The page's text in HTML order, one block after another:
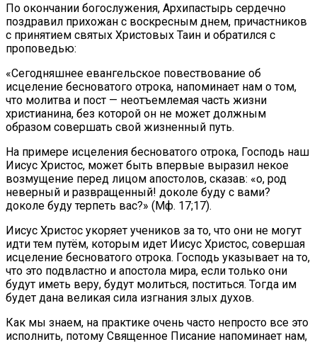
По окончании богослужения, Архипастырь сердечно
поздравил прихожан с воскресным днем, причастников
с принятием святых Христовых Таин и обратился с
проповедью:
«Сегодняшнее евангельское повествование об
исцеление бесноватого отрока, напоминает нам о том,
что молитва и пост — неотъемлемая часть жизни
христианина, без которой он не может должным
образом совершать свой жизненный путь.
На примере исцеления бесноватого отрока, Господь наш
Иисус Христос, может быть впервые выразил некое
возмущение перед лицом апостолов, сказав: «о, род
неверный и развращенный! доколе буду с вами?
доколе буду терпеть вас?» (Мф. 17;17).
Иисус Христос укоряет учеников за то, что они не могут
идти тем путём, которым идет Иисус Христос, совершая
исцеление бесноватого отрока. Господь указывает на то,
что это подвластно и апостола мира, если только они
будут иметь веру, будут молиться, поститься. Тогда им
будет дана великая сила изгнания злых духов.
Как мы знаем, на практике очень часто непросто все это
исполнить, потому Священное Писание напоминает нам,